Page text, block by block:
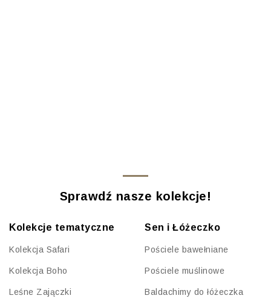
Sprawdź nasze kolekcje!
Kolekcje tematyczne
Kolekcja Safari
Kolekcja Boho
Leśne Zajączki
Sen i Łóżeczko
Pościele bawełniane
Pościele muślinowe
Baldachimy do łóżeczka